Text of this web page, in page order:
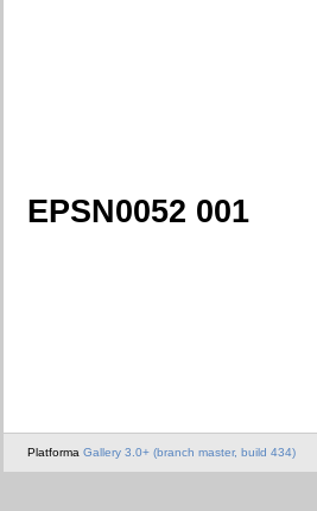
EPSN0052 001
Platforma Gallery 3.0+ (branch master, build 434)